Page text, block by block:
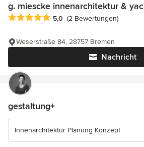
g. miescke innenarchitektur &
Durchschnittliche Bewertung: 5 von 5
5,0 (2 Bewertungen)
Nachricht
Weserstraße 84, 28757 Bremen
gestaltung+
Innenarchitektur Planung Konzept